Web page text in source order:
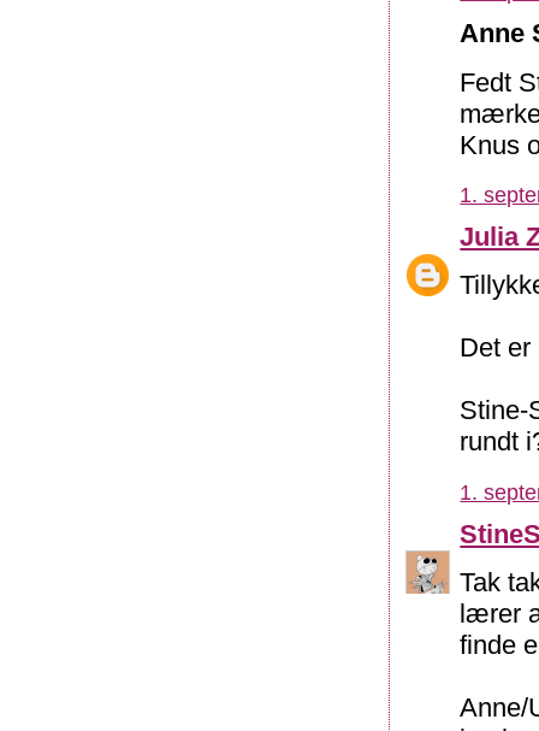
Anne
Fedt
Knus
1.
Julia
Det er
Stine-
rundt
1.
Tak
lærer
finde
Anne/